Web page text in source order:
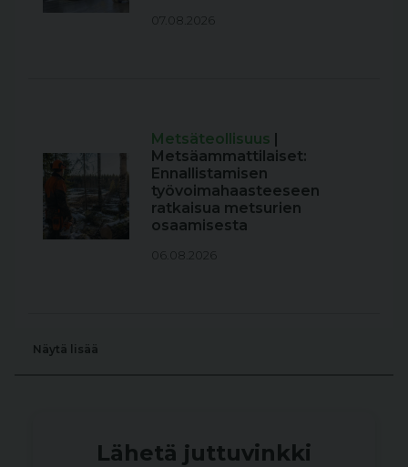
07.08.2026
Metsäteollisuus |
Metsäammattilaiset:
Ennallistamisen
työvoimahaasteeseen
ratkaisua metsurien
osaamisesta
06.08.2026
Näytä lisää
Lähetä juttuvinkki